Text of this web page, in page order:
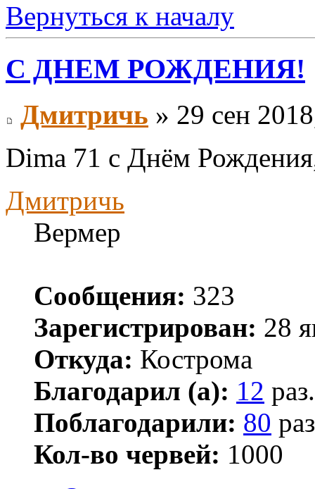
Вернуться к началу
С ДНЕМ РОЖДЕНИЯ!
Дмитричь » 29 сен
Dima 71 с Днём
Дмитричь
Вермер
Сообщения: 323
Зарегистрирован: 28
Откуда: Кострома
Благодарил (а): 12 раз.
Поблагодарили: 80
Кол-во червей: 1000